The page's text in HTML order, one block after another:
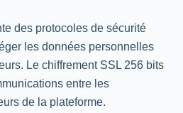
des protocoles de sécurité
les données personnelles
Le chiffrement SSL 256 bits
entre les
de la plateforme.